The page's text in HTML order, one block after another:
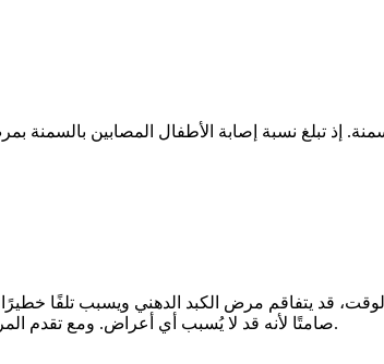
قد يتفاقم مرض الكبد الدهني ويسبب تلفًا
صامتًا لأنه قد لا يُسبب أي أعراض. ومع تقدم المرض، قد يتطور إلى التهاب الكبد الدهني غير الكحولي.